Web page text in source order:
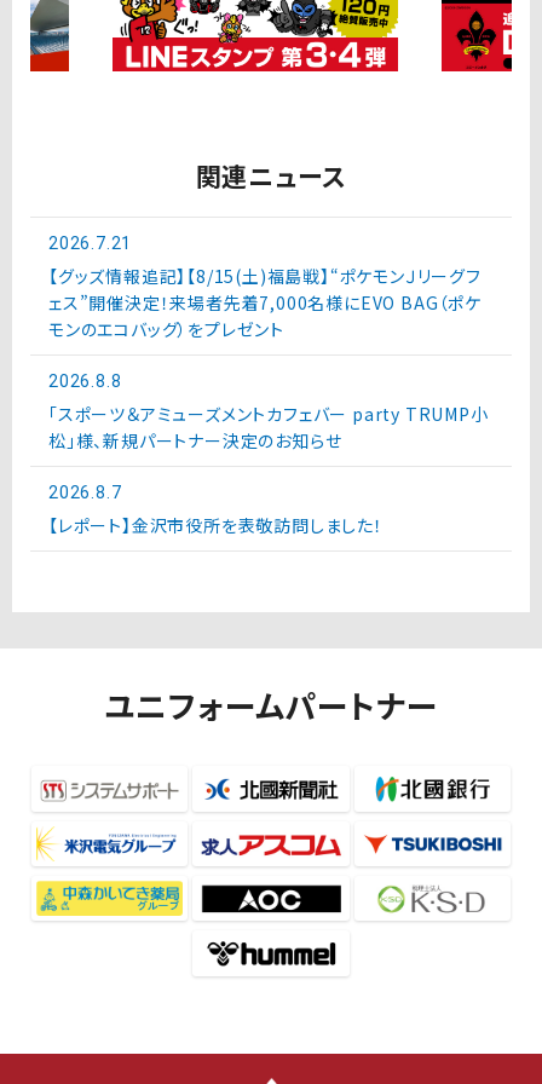
関連ニュース
2026.7.21
【グッズ情報追記】【8/15(土)福島戦】“ポケモンＪリーグフ
ェス”開催決定！来場者先着7,000名様にEVO BAG（ポケ
モンのエコバッグ）をプレゼント
2026.8.8
「スポーツ＆アミューズメントカフェバー party TRUMP小
松」様、新規パートナー決定のお知らせ
2026.8.7
【レポート】金沢市役所を表敬訪問しました！
ユニフォームパートナー